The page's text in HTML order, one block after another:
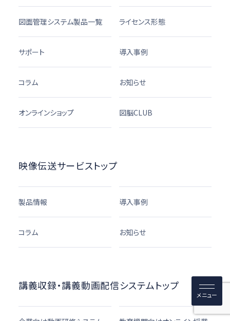
図面管理システム製品一覧 ライセンス形態
サポート 導入事例
コラム お知らせ
オンラインショップ 図脳CLUB
映像伝送サービストップ
製品情報 導入事例
コラム お知らせ
講義収録・講義動画配信システムトップ